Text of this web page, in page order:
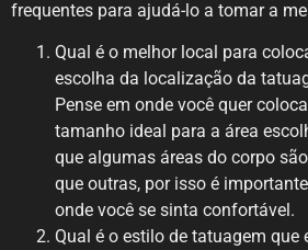
frequentes para ajudá-lo a tomar a
Qual é o melhor local para
escolha da localização da
Pense em onde você quer
tamanho ideal para a área
que algumas áreas do corpo
que outras, por isso é
onde você se sinta confortável.
Qual é o estilo de tatuagem que